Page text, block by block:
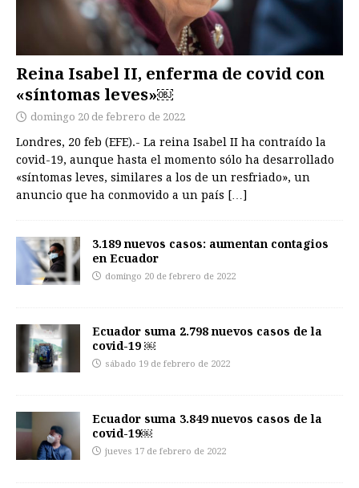
Reina Isabel II, enferma de covid con
«síntomas leves»￼
domingo 20 de febrero de 2022
Londres, 20 feb (EFE).- La reina Isabel II ha contraído la
covid-19, aunque hasta el momento sólo ha desarrollado
«síntomas leves, similares a los de un resfriado», un
anuncio que ha conmovido a un país […]
3.189 nuevos casos: aumentan contagios
en Ecuador
domingo 20 de febrero de 2022
Ecuador suma 2.798 nuevos casos de la
covid-19 ￼
sábado 19 de febrero de 2022
Ecuador suma 3.849 nuevos casos de la
covid-19￼
jueves 17 de febrero de 2022